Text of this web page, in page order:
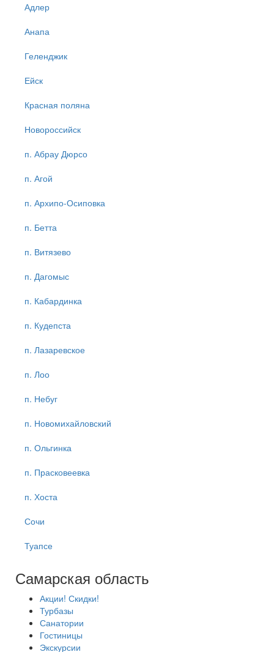
Адлер
Анапа
Геленджик
Ейск
Красная поляна
Новороссийск
п. Абрау Дюрсо
п. Агой
п. Архипо-Осиповка
п. Бетта
п. Витязево
п. Дагомыс
п. Кабардинка
п. Кудепста
п. Лазаревское
п. Лоо
п. Небуг
п. Новомихайловский
п. Ольгинка
п. Прасковеевка
п. Хоста
Сочи
Туапсе
Самарская область
Акции! Скидки!
Турбазы
Санатории
Гостиницы
Экскурсии